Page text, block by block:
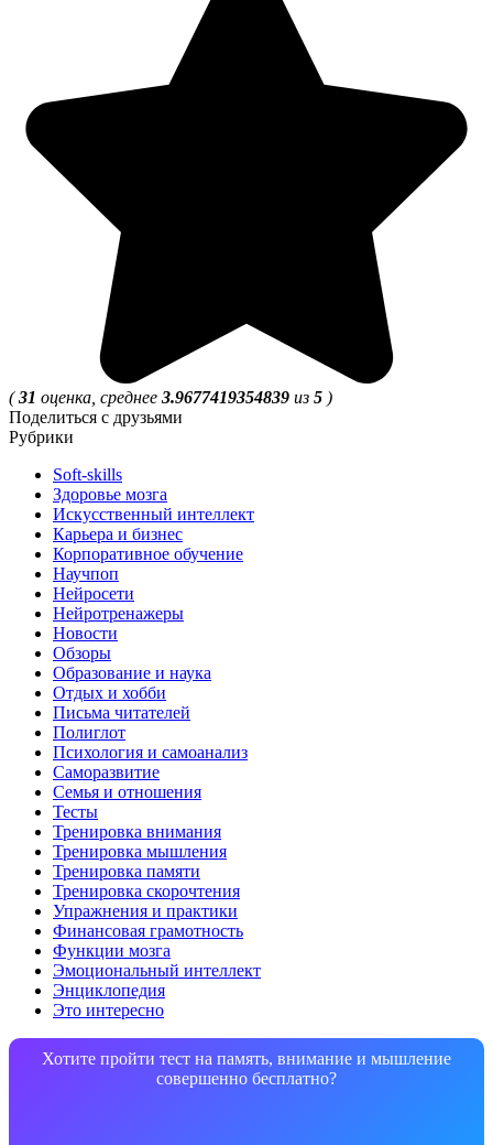
(31 оценка, среднее 3.9677419354839 из 5 )
Поделиться с друзьями
Рубрики
Soft-skills
Здоровье мозга
Искусственный интеллект
Карьера и бизнес
Корпоративное обучение
Научпоп
Нейросети
Нейротренажеры
Новости
Обзоры
Образование и наука
Отдых и хобби
Письма читателей
Полиглот
Психология и самоанализ
Саморазвитие
Семья и отношения
Тесты
Тренировка внимания
Тренировка мышления
Тренировка памяти
Тренировка скорочтения
Упражнения и практики
Финансовая грамотность
Функции мозга
Эмоциональный интеллект
Энциклопедия
Это интересно
Хотите пройти тест на память, внимание и мышление
совершенно бесплатно?